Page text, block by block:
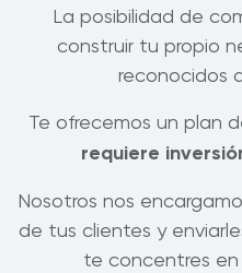
La posibilidad de
construir tu propio
reconocidos
Te ofrecemos un plan
requiere
Nosotros nos
de tus clientes y
te concentres